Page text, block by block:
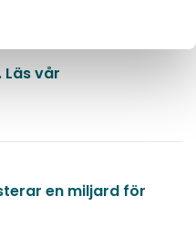
Läs vår
en miljard för